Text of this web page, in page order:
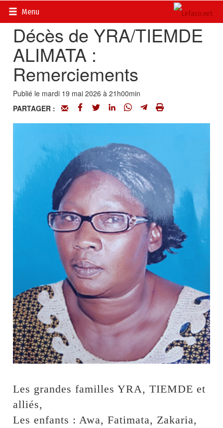
Menu
Accueil>
Décès de YRA/TIEMDE
ALIMATA :
Remerciements
Publié le mardi 19 mai 2026 à 21h00min
PARTAGER :
Les grandes familles YRA, TIEMDE et
alliés,
Les enfants : Awa, Fatimata, Zakaria,